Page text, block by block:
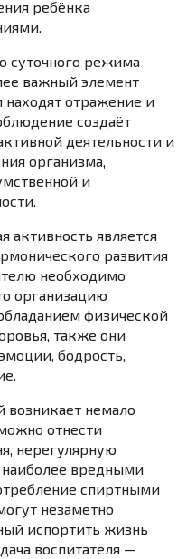
ребёнка
суточного режима
важный элемент
отражение и
создаёт
деятельности и
организма,
и
активность является
развития
необходимо
организацию
физической
также они
бодрость,
возникает немало
отнести
нерегулярную
наиболее вредными
спиртными
незаметно
испортить жизнь
воспитателя —